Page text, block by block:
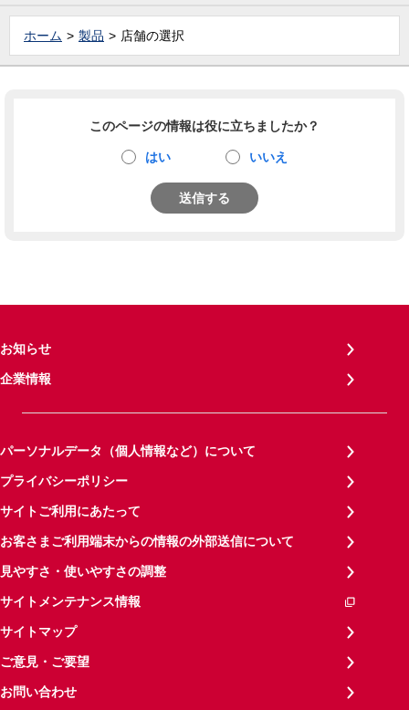
ホーム 製品 店舗の選択
このページの情報は役に立ちましたか？
はい いいえ
送信する
お知らせ
企業情報
パーソナルデータ（個人情報など）について
プライバシーポリシー
サイトご利用にあたって
お客さまご利用端末からの情報の外部送信について
見やすさ・使いやすさの調整
サイトメンテナンス情報
サイトマップ
ご意見・ご要望
お問い合わせ